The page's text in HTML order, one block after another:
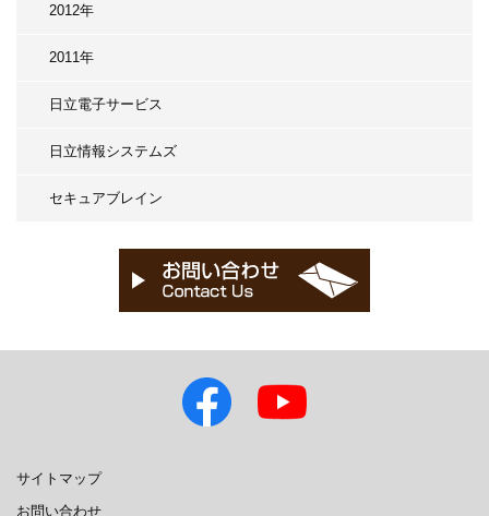
2012年
2011年
日立電子サービス
日立情報システムズ
セキュアブレイン
サイトマップ
お問い合わせ